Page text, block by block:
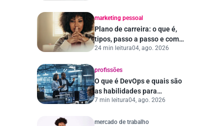
marketing pessoal
Plano de carreira: o que é,
tipos, passo a passo e como
escolher a empresa ideal
24 min leitura04, ago. 2026
profissões
O que é DevOps e quais são
as habilidades para
trabalhar na área
7 min leitura04, ago. 2026
mercado de trabalho